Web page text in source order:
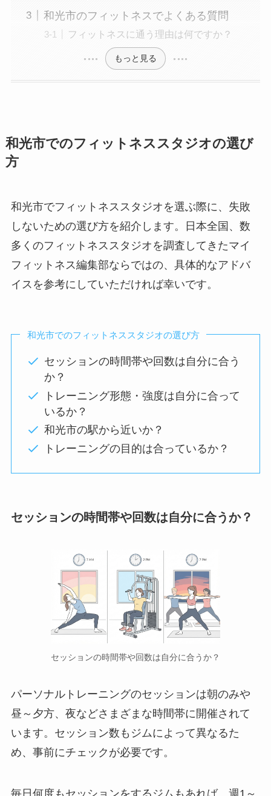
和光市のフィットネスでよくある質問
フィットネスに通う理由は何ですか？
もっと見る
和光市でのフィットネススタジオの選び
方
和光市でフィットネススタジオを選ぶ際に、失敗
しないための選び方を紹介します。日本全国、数
多くのフィットネススタジオを調査してきたマイ
フィットネス編集部ならではの、具体的なアドバ
イスを参考にしていただければ幸いです。
和光市でのフィットネススタジオの選び方
セッションの時間帯や回数は自分に合う
か？
トレーニング形態・強度は自分に合って
いるか？
和光市の駅から近いか？
トレーニングの目的は合っているか？
セッションの時間帯や回数は自分に合うか？
セッションの時間帯や回数は自分に合うか？
パーソナルトレーニングのセッションは朝のみや
昼～夕方、夜などさまざまな時間帯に開催されて
います。セッション数もジムによって異なるた
め、事前にチェックが必要です。